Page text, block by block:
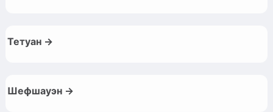
Тетуан →
Шефшауэн →